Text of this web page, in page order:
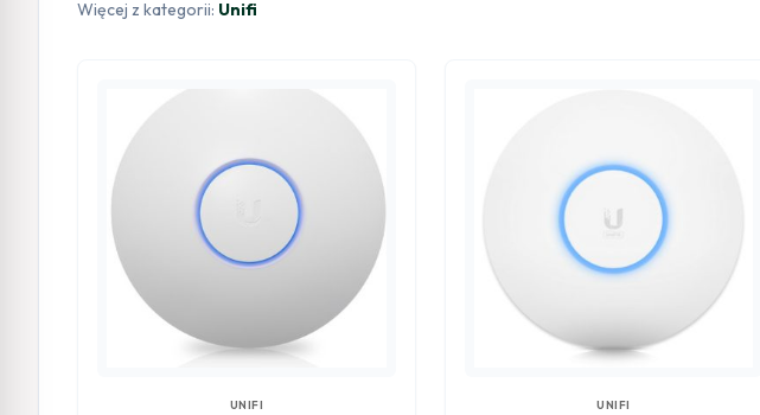
Więcej z kategorii: Unifi
UNIFI UNIFI